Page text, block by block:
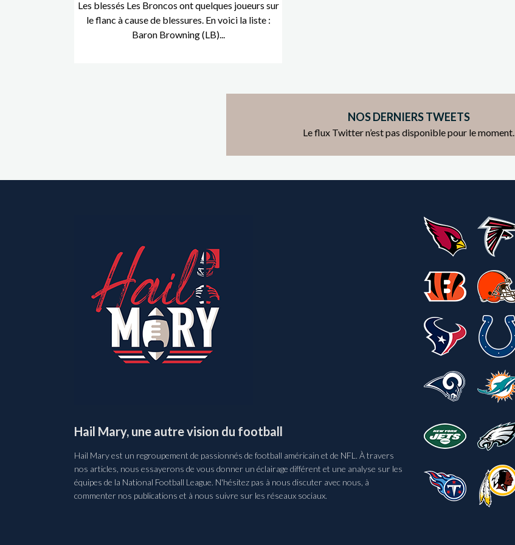
Les blessés Les Broncos ont quelques joueurs sur
le flanc à cause de blessures. En voici la liste :
Baron Browning (LB)...
NOS DERNIERS TWEETS
Le flux Twitter n’est pas disponible pour le moment.
Hail Mary, une autre vision du football
Hail Mary est un regroupement de passionnés de football américain et de NFL. À travers
nos articles, nous essayerons de vous donner un éclairage différent et une analyse sur les
équipes de la National Football League. N'hésitez pas à nous discuter avec nous, à
commenter nos publications et à nous suivre sur les réseaux sociaux.